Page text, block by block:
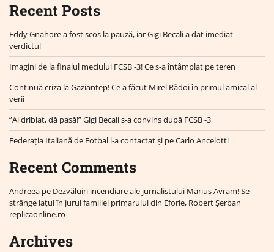
Recent Posts
Eddy Gnahore a fost scos la pauză, iar Gigi Becali a dat imediat
verdictul
Imagini de la finalul meciului FCSB -3! Ce s-a întâmplat pe teren
Continuă criza la Gaziantep! Ce a făcut Mirel Rădoi în primul amical al
verii
”Ai driblat, dă pasă!” Gigi Becali s-a convins după FCSB -3
Federația Italiană de Fotbal l-a contactat și pe Carlo Ancelotti
Recent Comments
Andreea pe Dezvăluiri incendiare ale jurnalistului Marius Avram! Se
strânge lațul în jurul familiei primarului din Eforie, Robert Șerban |
replicaonline.ro
Archives